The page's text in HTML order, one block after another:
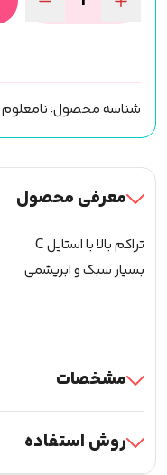
فیشر
پرتراکم
فر
C
(کد525)
شناسه محصول:نامعلوم
معرفی محصول
تراکم بالا با استایل C
بسیار سبک و ابریشمی
مشخصات
روش استفاده